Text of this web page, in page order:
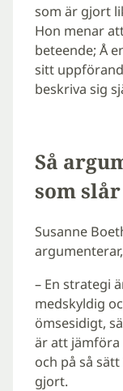
som är gjort
Hon menar
beteende; Å
sitt
beskriva sig
Så
som slår
Susanne
– En strategi
medskyldig
ömsesidigt,
är att jämföra
och på så
gjort.